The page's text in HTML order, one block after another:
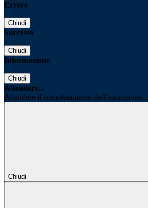
Errore
Chiudi
Successo
Chiudi
Informazione
Chiudi
Attendere...
Attendere il completamento dell'operazione...
Chiudi